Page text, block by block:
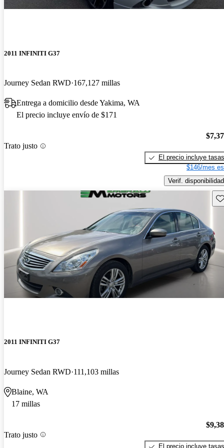
2011 INFINITI G37
Journey Sedan RWD 167,127 millas
Entrega a domicilio desde Yakima, WA
El precio incluye envío de $171
Trato justo
El precio incluye tasas
$146/mes
Verif. disponibilidad
2011 INFINITI G37
Journey Sedan RWD 111,103 millas
Blaine, WA
17 millas
Trato justo
El precio incluye tasas